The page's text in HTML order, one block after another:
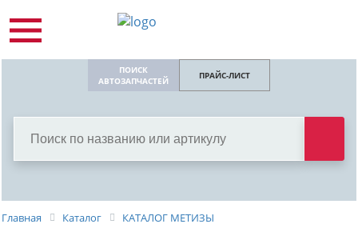
ПОИСК
АВТОЗАПЧАСТЕЙ
ПРАЙС-ЛИСТ
Главная Каталог КАТАЛОГ МЕТИЗЫ